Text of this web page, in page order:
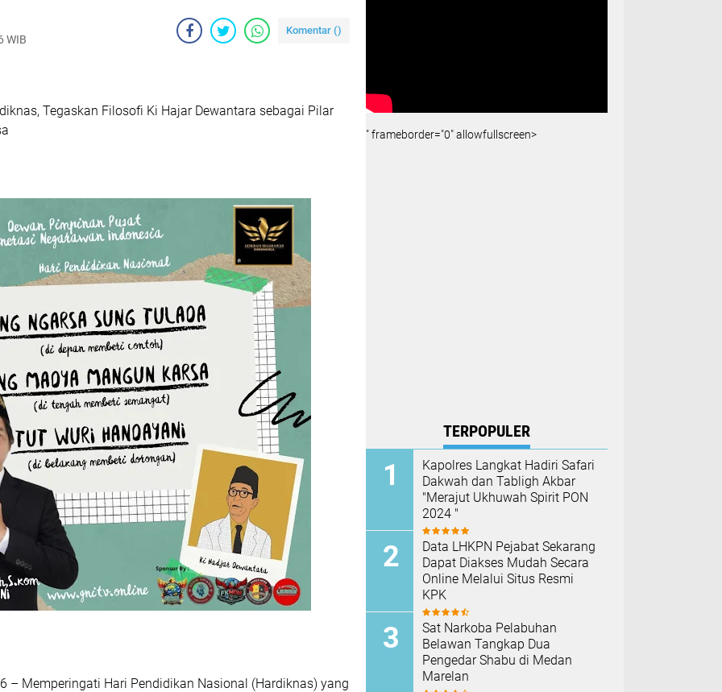
WIB
Komentar ()
Tegaskan Filosofi Ki Hajar Dewantara sebagai Pilar
– Memperingati Hari Pendidikan Nasional (Hardiknas) yang
" frameborder="0" allowfullscreen>
TERPOPULER
Kapolres Langkat Hadiri Safari
Dakwah dan Tabligh Akbar
"Merajut Ukhuwah Spirit PON
2024 "
Data LHKPN Pejabat Sekarang
Dapat Diakses Mudah Secara
Online Melalui Situs Resmi
KPK
Sat Narkoba Pelabuhan
Belawan Tangkap Dua
Pengedar Shabu di Medan
Marelan